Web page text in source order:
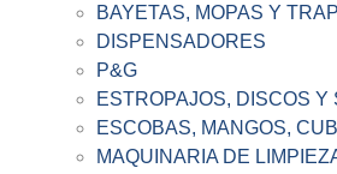
BAYETAS, MOPAS Y
DISPENSADORES
P&G
ESTROPAJOS, DISCOS Y
ESCOBAS, MANGOS,
MAQUINARIA DE